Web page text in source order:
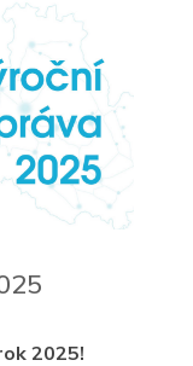
2025!